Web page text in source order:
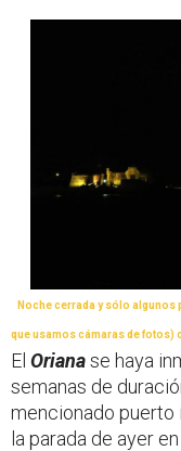
Noche cerrada y sólo algunos
que usamos cámaras de fotos)
El Orianase haya
semanas de
mencionado puerto
la parada de ayer